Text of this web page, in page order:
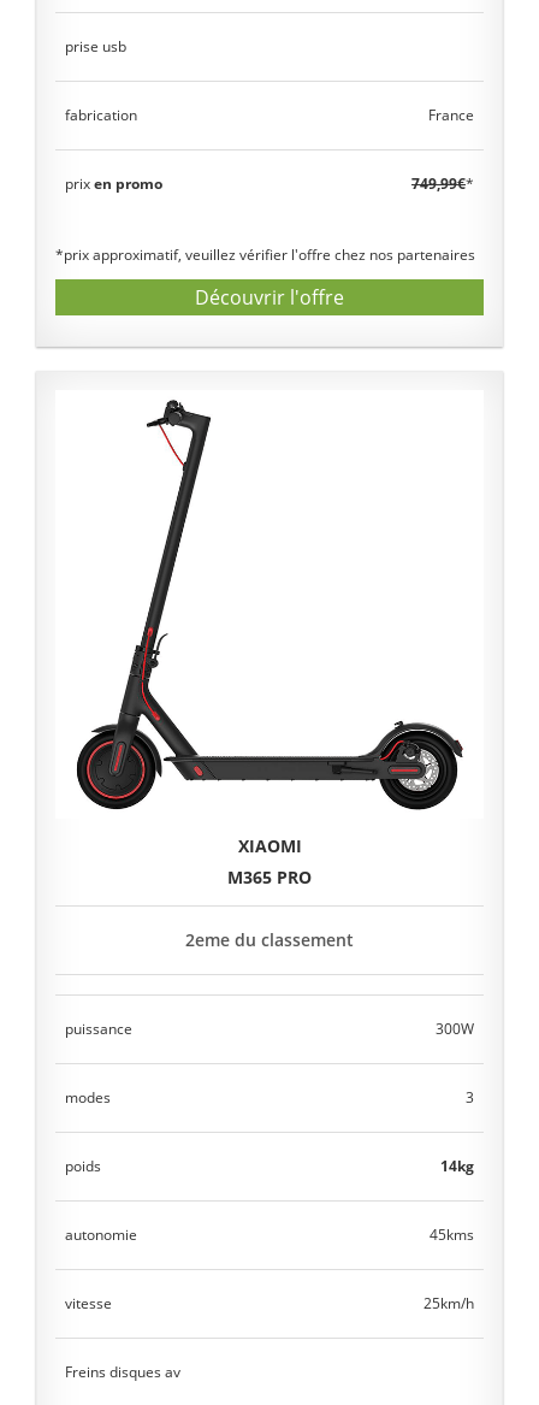
prise usb
fabrication France
prixen promo 749,99€*
*prix approximatif, veuillez vérifier l'offre chez nos partenaires
Découvrir l'offre
XIAOMI
M365 PRO
2eme du classement
puissance 300W
modes 3
poids 14kg
autonomie 45kms
vitesse 25km/h
Freins disques av